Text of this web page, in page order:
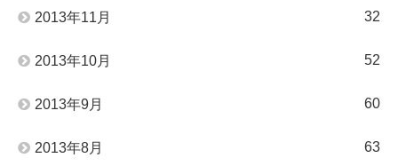
2013年11月 32
2013年10月 52
2013年9月 60
2013年8月 63